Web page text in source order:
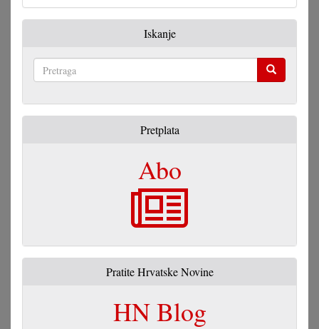
Iskanje
Pretplata
Abo
Pratite Hrvatske Novine
HN Blog